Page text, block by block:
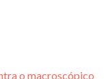
o macroscópico